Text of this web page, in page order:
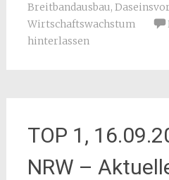
Breitbandausbau,
Wirtschaftswachstum
hinterlassen
TOP 1,
NRW –